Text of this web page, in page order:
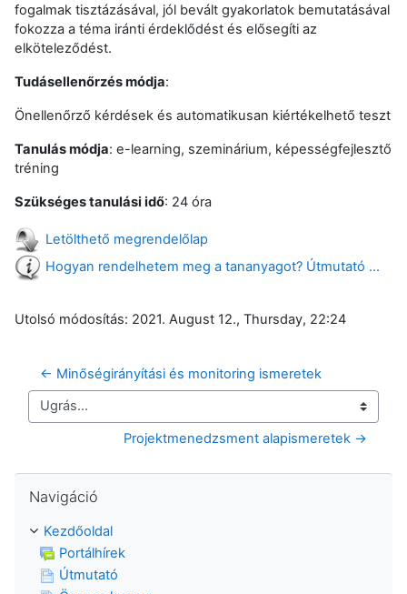
fogalmak tisztázásával, jól bevált gyakorlatok bemutatásával
fokozza a téma iránti érdeklődést és elősegíti az
elköteleződést.
Tudásellenőrzés módja:
Önellenőrző kérdések és automatikusan kiértékelhető teszt
Tanulás módja: e-learning, szeminárium, képességfejlesztő
tréning
Szükséges tanulási idő: 24 óra
Letölthető megrendelőlap
Hogyan rendelhetem meg a tananyagot? Útmutató ...
Utolsó módosítás: 2021. August 12., Thursday, 22:24
← Minőségirányítási és monitoring ismeretek
Ugrás...
Projektmenedzsment alapismeretek →
Navigáció
Kezdőoldal
Portálhírek
Útmutató